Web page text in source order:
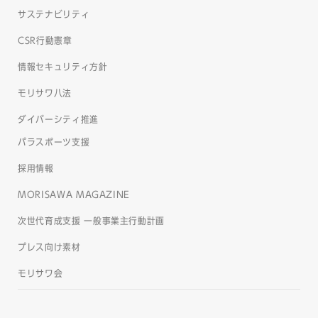
サステナビリティ
CSR行動憲章
情報セキュリティ方針
モリサワ八法
ダイバーシティ推進
パラスポーツ支援
採用情報
MORISAWA MAGAZINE
次世代育成支援 一般事業主行動計画
プレス向け素材
モリサワ会